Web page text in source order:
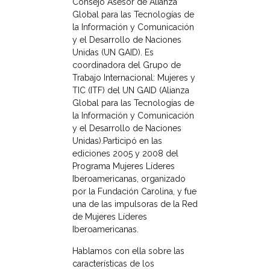
Consejo Asesor de Alianza
Global para las Tecnologías de
la Información y Comunicación
y el Desarrollo de Naciones
Unidas (UN GAID). Es
coordinadora del Grupo de
Trabajo Internacional: Mujeres y
TIC (ITF) del UN GAID (Alianza
Global para las Tecnologías de
la Información y Comunicación
y el Desarrollo de Naciones
Unidas).Participó en las
ediciones 2005 y 2008 del
Programa Mujeres Líderes
Iberoamericanas, organizado
por la Fundación Carolina, y fue
una de las impulsoras de la Red
de Mujeres Líderes
Iberoamericanas.
Hablamos con ella sobre las
características de los